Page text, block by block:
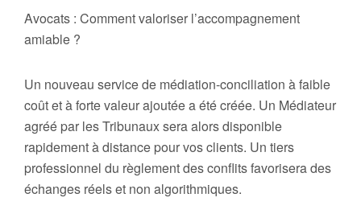
Avocats : Comment valoriser l’accompagnement
amiable ?
Un nouveau service de médiation-conciliation à faible
coût et à forte valeur ajoutée a été créée. Un Médiateur
agréé par les Tribunaux sera alors disponible
rapidement à distance pour vos clients. Un tiers
professionnel du règlement des conflits favorisera des
échanges réels et non algorithmiques.